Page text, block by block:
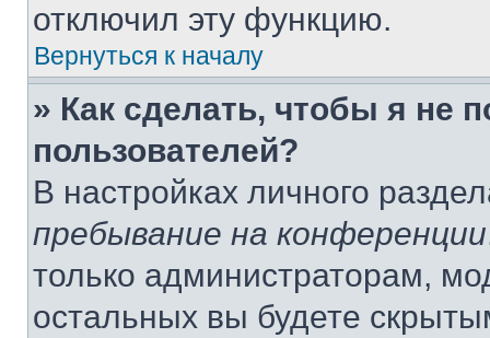
отключил эту функцию.
Вернуться к началу
» Как сделать, чтобы я не
пользователей?
В настройках личного
пребывание на конференции
только администраторам,
остальных вы будете